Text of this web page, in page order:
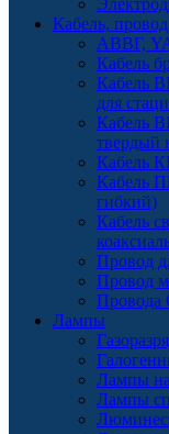
Кабель, провод
АВВГ,
Кабель
Кабель
для
Кабель
твердый
Кабель
Кабель
гибкий)
Кабель
Провод
Провод
Лампы
Лампы
Лампы